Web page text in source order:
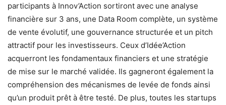
participants à Innov’Action sortiront avec une analyse
financière sur 3 ans, une Data Room complète, un système
de vente évolutif, une gouvernance structurée et un pitch
attractif pour les investisseurs. Ceux d’Idée’Action
acquerront les fondamentaux financiers et une stratégie
de mise sur le marché validée. Ils gagneront également la
compréhension des mécanismes de levée de fonds ainsi
qu’un produit prêt à être testé. De plus, toutes les startups